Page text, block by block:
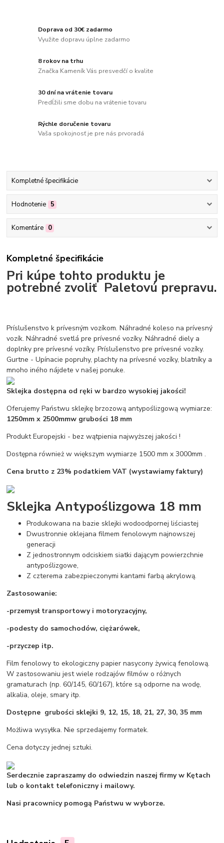
Doprava od 30€ zadarmo
Využite dopravu úplne zadarmo
8 rokov na trhu
Značka Kameník Vás presvedčí o kvalite
30 dní na vrátenie tovaru
Predĺžili sme dobu na vrátenie tovaru
Rýchle doručenie tovaru
Vaša spokojnosť je pre nás prvoradá
Kompletné špecifikácie
Hodnotenie 5
Komentáre 0
Kompletné špecifikácie
Pri kúpe tohto produktu je
potrebné zvoliť Paletovú prepravu.
Príslušenstvo k prívesným vozíkom. Náhradné koleso na prívesný
vozík. Náhradné svetlá pre prívesné vozíky. Náhradné diely a
doplnky pre prívesné vozíky. Príslušenstvo pre prívesné vozíky.
Gurtne - Upínacie popruhy, plachty na prívesné vozíky, blatníky a
mnoho iného nájdete v našej ponuke.
Sklejka dostępna od ręki w bardzo wysokiej jakości!
Oferujemy Państwu sklejkę brzozową antypoślizgową wymiarze:
1250mm x 2500mmw grubości 18 mm
Produkt Europejski - bez wątpienia najwyższej jakości !
Dostępna również w większym wymiarze 1500 mm x 3000mm .
Cena brutto z 23% podatkiem VAT (wystawiamy faktury)
Sklejka Antypoślizgowa 18 mm
Produkowana na bazie sklejki wodoodpornej liściastej
Dwustronnie oklejana filmem fenolowym najnowszej
generacji
Z jednostronnym odciskiem siatki dającym powierzchnie
antypoślizgowe,
Z czterema zabezpieczonymi kantami farbą akrylową.
Zastosowanie:
-przemysł transportowy i motoryzacyjny,
-podesty do samochodów, ciężarówek,
-przyczep itp.
Film fenolowy to ekologiczny papier nasycony żywicą fenolową.
W zastosowaniu jest wiele rodzajów filmów o różnych
gramaturach (np. 60/145, 60/167), które są odporne na wodę,
alkalia, oleje, smary itp.
Dostępne grubości sklejki 9, 12, 15, 18, 21, 27, 30, 35 mm
Możliwa wysyłka. Nie sprzedajemy formatek.
Cena dotyczy jednej sztuki.
Serdecznie zapraszamy do odwiedzin naszej firmy w Kętach
lub o kontakt telefoniczny i mailowy.
Nasi pracownicy pomogą Państwu w wyborze.